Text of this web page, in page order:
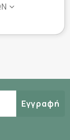
Εγγραφή